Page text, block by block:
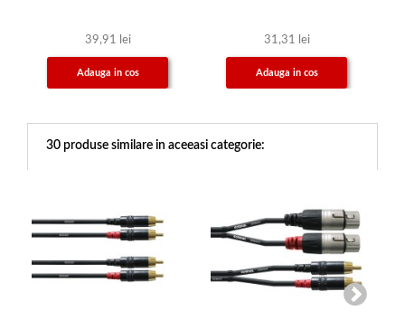
39,91 lei
Adauga in cos
31,31 lei
Adauga in cos
30 produse similare in aceeasi categorie: